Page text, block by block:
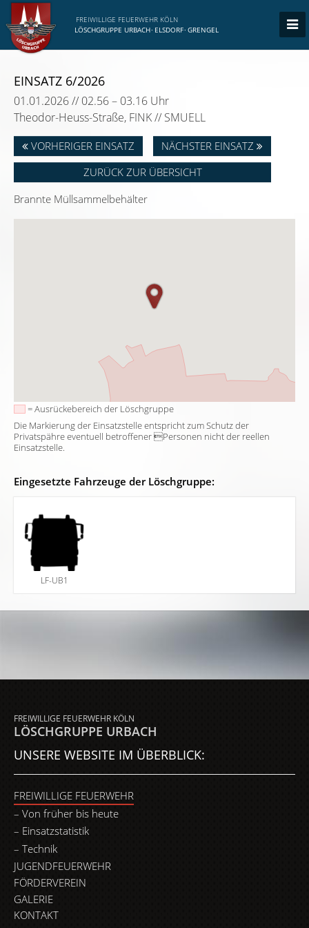
FREIWILLIGE FEUERWEHR KÖLN
LÖSCHGRUPPE URBACH· ELSDORF· GRENGEL
EINSATZ 6/2026
01.01.2026 // 02.56 – 03.16 Uhr
Theodor-Heuss-Straße, FINK // SMUELL
VORHERIGER EINSATZ
NÄCHSTER EINSATZ
ZURÜCK ZUR ÜBERSICHT
Brannte Müllsammelbehälter
= Ausrückebereich der Löschgruppe
Die Markierung der Einsatzstelle entspricht zum Schutz der
Privatspähre eventuell betroffener Personen nicht der reellen
Einsatzstelle.
Eingesetzte Fahrzeuge der Löschgruppe:
LF-UB1
FREIWILLIGE FEUERWEHR KÖLN
LÖSCHGRUPPE URBACH
UNSERE WEBSITE IM ÜBERBLICK:
FREIWILLIGE FEUERWEHR
Von früher bis heute
Einsatzstatistik
Technik
JUGENDFEUERWEHR
FÖRDERVEREIN
GALERIE
KONTAKT